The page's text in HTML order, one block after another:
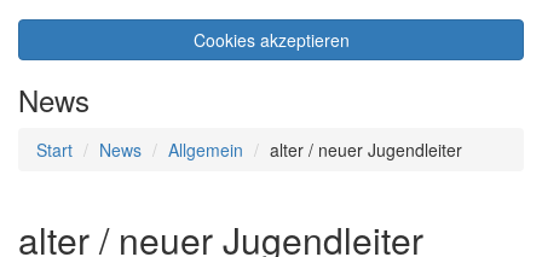
Cookies akzeptieren
News
Start News Allgemein alter / neuer Jugendleiter
alter / neuer Jugendleiter